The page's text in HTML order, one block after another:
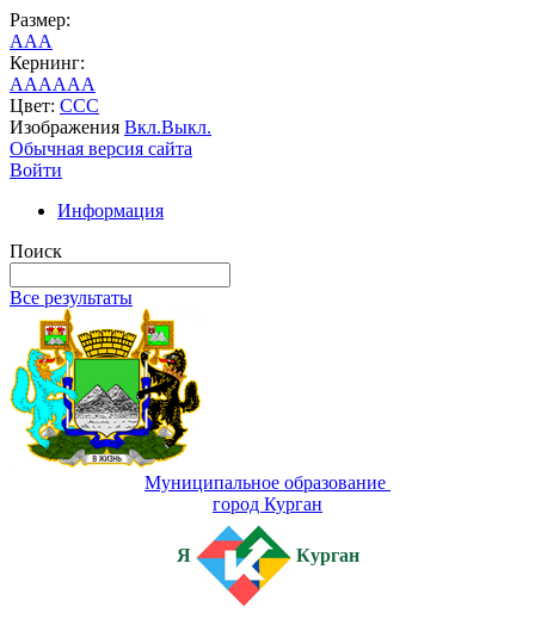
Размер:
AAA
Кернинг:
AAAAAA
Цвет: CCC
Изображения Вкл.Выкл.
Обычная версия сайта
Войти
Информация
Поиск
Все результаты
Муниципальное образование
город Курган
Я Курган